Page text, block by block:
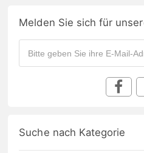
Melden Sie sich für
Suche nach Kategorie